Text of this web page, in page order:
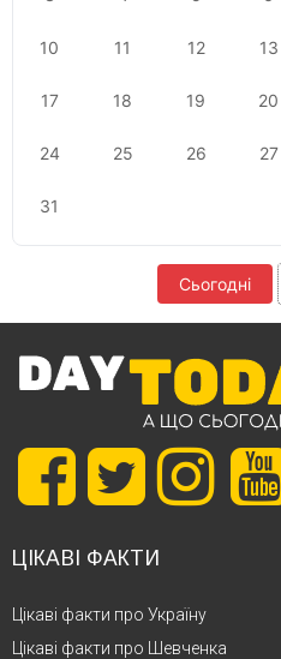
10 11 12 13
17 18 19 20
24 25 26 27
31
Сьогодні
ЦІКАВІ ФАКТИ
Цікаві факти про Україну
Цікаві факти про Шевченка